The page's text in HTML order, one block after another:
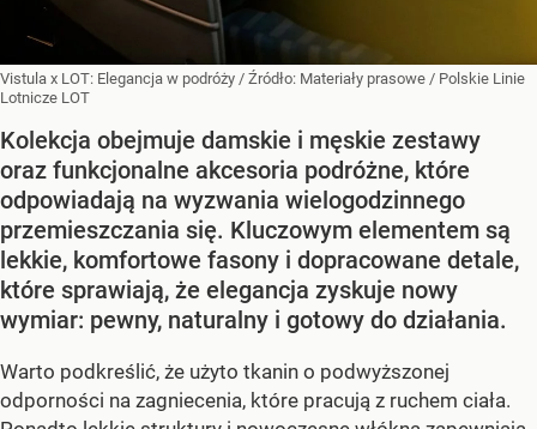
Vistula x LOT: Elegancja w podróży / Źródło: Materiały prasowe / Polskie Linie
Lotnicze LOT
Kolekcja obejmuje damskie i męskie zestawy
oraz funkcjonalne akcesoria podróżne, które
odpowiadają na wyzwania wielogodzinnego
przemieszczania się. Kluczowym elementem są
lekkie, komfortowe fasony i dopracowane detale,
które sprawiają, że elegancja zyskuje nowy
wymiar: pewny, naturalny i gotowy do działania.
Warto podkreślić, że użyto tkanin o podwyższonej
odporności na zagniecenia, które pracują z ruchem ciała.